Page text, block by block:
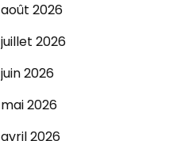
août 2026
juillet 2026
juin 2026
mai 2026
avril 2026